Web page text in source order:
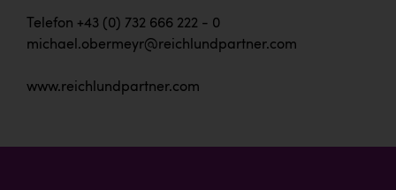
Telefon +43 (0) 732 666 222 - 0
michael.obermeyr@reichlundpartner.com
www.reichlundpartner.com